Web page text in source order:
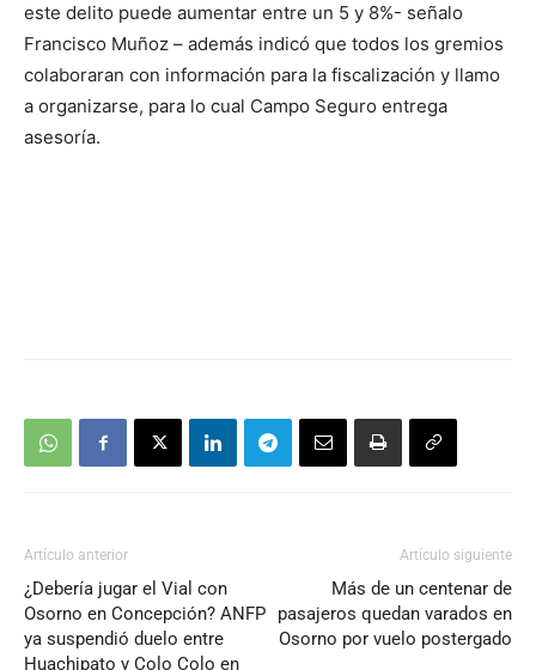
este delito puede aumentar entre un 5 y 8%- señalo
Francisco Muñoz – además indicó que todos los gremios
colaboraran con información para la fiscalización y llamo
a organizarse, para lo cual Campo Seguro entrega
asesoría.
Artículo anterior
¿Debería jugar el Vial con
Osorno en Concepción? ANFP
ya suspendió duelo entre
Huachipato y Colo Colo en
Artículo siguiente
Más de un centenar de
pasajeros quedan varados en
Osorno por vuelo postergado